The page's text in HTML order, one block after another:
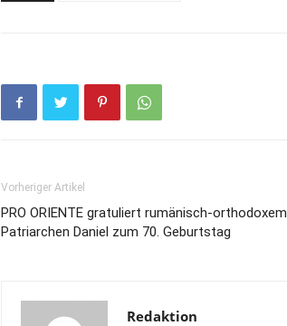
Vorheriger Artikel
PRO ORIENTE gratuliert rumänisch-orthodoxem
Patriarchen Daniel zum 70. Geburtstag
Redaktion